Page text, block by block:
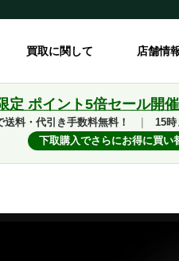
買取に関して 店舗情
定 ポイント5倍セール開催
料・代引き手数料無料！
15
下取購入でさらにお得に買い